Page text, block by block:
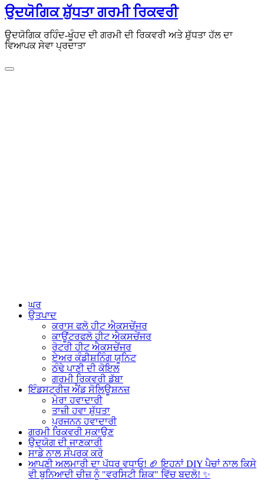
ਸਮੱਗਰੀ
'ਤੇ
ਜਾਓ
ਉਦਯੋਗਿਕ ਸ਼ੁੱਧਤਾ ਗਰਮੀ ਰਿਕਵਰੀ
ਉਦਯੋਗਿਕ ਰਹਿੰਦ-ਖੂੰਹਦ ਦੀ ਗਰਮੀ ਦੀ ਰਿਕਵਰੀ ਅਤੇ ਸ਼ੁੱਧਤਾ ਹੱਲ ਦਾ
ਵਿਆਪਕ ਸੇਵਾ ਪ੍ਰਦਾਤਾ
ਘਰ
ਉਤਪਾਦ
ਕਰਾਸ ਫਲੋ ਹੀਟ ਐਕਸਚੇਂਜਰ
ਕਾਊਂਟਰਫਲੋ ਹੀਟ ਐਕਸਚੇਂਜਰ
ਰੋਟਰੀ ਹੀਟ ਐਕਸਚੇਂਜਰ
ਏਅਰ ਕੰਡੀਸ਼ਨਿੰਗ ਯੂਨਿਟ
ਠੰਢੇ ਪਾਣੀ ਦੀ ਕੋਇਲ
ਗਰਮੀ ਰਿਕਵਰੀ ਡੱਬਾ
ਇੰਡਸਟਰੀਜ਼ ਐਂਡ ਸੋਲਿਊਸ਼ਨਜ਼
ਮੇਰਾ ਹਵਾਦਾਰੀ
ਤਾਜ਼ੀ ਹਵਾ ਸ਼ੁੱਧਤਾ
ਪ੍ਰਜਨਨ ਹਵਾਦਾਰੀ
ਗਰਮੀ ਰਿਕਵਰੀ ਸੁਕਾਉਣ
ਉਦਯੋਗ ਦੀ ਜਾਣਕਾਰੀ
ਸਾਡੇ ਨਾਲ ਸੰਪਰਕ ਕਰੋ
ਆਪਣੀ ਅਲਮਾਰੀ ਦਾ ਪੱਧਰ ਵਧਾਓ! 🏈 ਇਹਨਾਂ DIY ਪੈਚਾਂ ਨਾਲ ਕਿਸੇ
ਵੀ ਬੁਨਿਆਦੀ ਚੀਜ਼ ਨੂੰ "ਵਰਸਿਟੀ ਸ਼ਿਕ" ਵਿੱਚ ਬਦਲੋ! ✨